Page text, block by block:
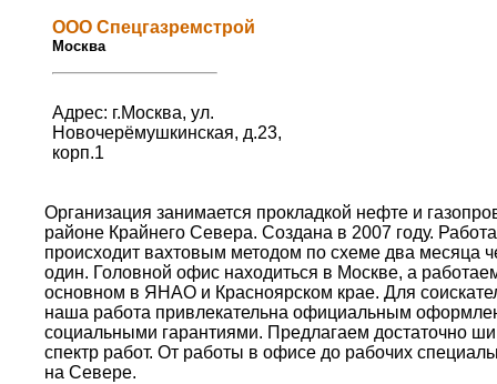
ООО Спецгазремстрой
Москва
Адрес: г.Москва, ул.
Новочерёмушкинская, д.23,
корп.1
Организация занимается прокладкой нефте и
районе Крайнего Севера. Создана в 2007 году. Работа
происходит вахтовым методом по схеме два месяца
один. Головной офис находиться в Москве, а
основном в ЯНАО и Красноярском крае. Для
наша работа привлекательна официальным
социальными гарантиями. Предлагаем достаточно
спектр работ. От работы в офисе до рабочих
на Севере.